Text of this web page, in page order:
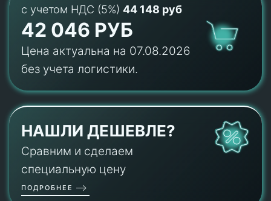
с учетом НДС (5%) 44 148 руб
42 046 РУБ
Цена актуальна на 07.08.2026
без учета логистики.
НАШЛИ ДЕШЕВЛЕ?
Сравним и сделаем
специальную цену
ПОДРОБНЕЕ